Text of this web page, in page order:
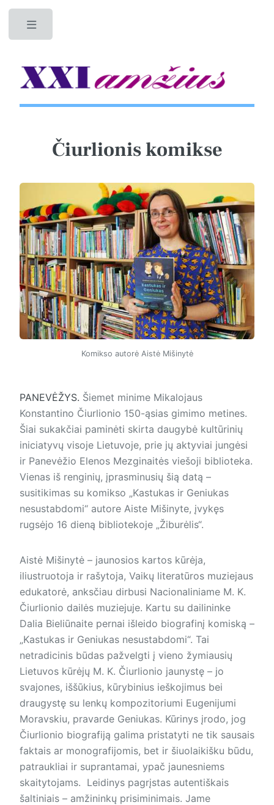
Čiurlionis komikse
Komikso autorė Aistė Mišinytė
PANEVĖŽYS. Šiemet minime Mikalojaus
Konstantino Čiurlionio 150-ąsias gimimo metines.
Šiai sukakčiai paminėti skirta dau­gybė kultūrinių
iniciatyvų visoje Lietuvoje, prie jų aktyviai jungėsi
ir Panevėžio Elenos Mezginaitės viešoji biblioteka.
Vienas iš renginių, įprasminusių šią datą –
susitikimas su komikso „Kastukas ir Geniukas
nesustabdomi“ autore Aiste Mišinyte, įvykęs
rugsėjo 16 dieną bibliotekoje „Žiburėlis“.
Aistė Mišinytė – jaunosios kartos kūrėja,
iliustruotoja ir rašytoja, Vaikų literatūros muziejaus
edukatorė, anksčiau dirbusi Nacionaliniame M. K.
Čiurlionio dailės muziejuje. Kartu su dailininke
Dalia Bieliūnaite pernai išleido biografinį komiską –
„Kastukas ir Geniukas nesustabdomi“. Tai
netradicinis būdas pažvelgti į vieno žymiausių
Lietuvos kūrėjų M. K. Čiurlionio jaunystę – jo
svajones, iššūkius, kūrybinius ieškojimus bei
draugystę su lenkų kompozitoriumi Eugenijumi
Moravskiu, pravarde Geniukas. Kūrinys įrodo, jog
Čiurlionio biografiją galima pristatyti ne tik sausais
faktais ar monografijomis, bet ir šiuolaikišku būdu,
patraukliai ir suprantamai, ypač jaunesniems
skaitytojams. Leidinys pagrįstas autentiškais
šaltiniais – amžininkų prisiminimais. Jame